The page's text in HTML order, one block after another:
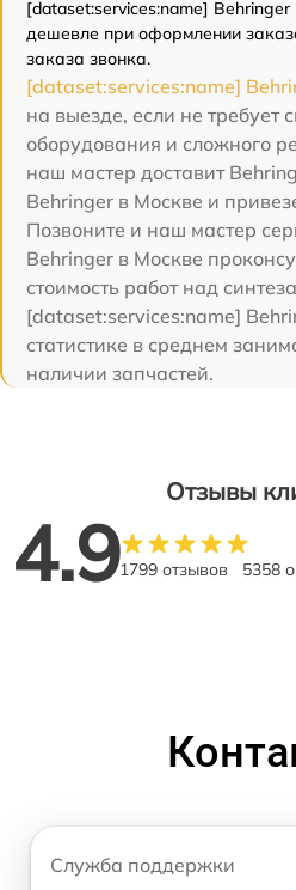
[dataset:services:name] Behringer
дешевле при оформлении
заказа звонка.
[dataset:services:name]
на выезде, если не требует
оборудования и сложного
наш мастер доставит
Behringer в Москве и
Позвоните и наш мастер
Behringer в Москве
стоимость работ над
[dataset:services:name]
статистике в среднем
наличии запчастей.
Отзывы
4.91799 отзывов 5358
Служба поддержки